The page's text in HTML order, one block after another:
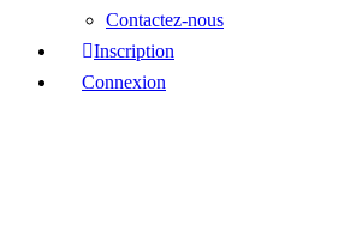
Contactez-nous
Inscription
Connexion